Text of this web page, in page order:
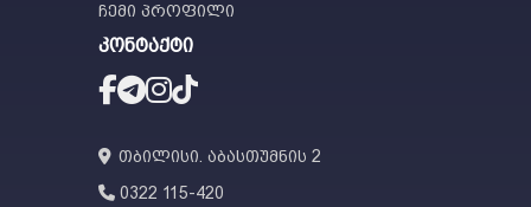
ჩემი პროფილი
კონტაქტი
თბილისი. აბასთუმნის 2
0322 115-420